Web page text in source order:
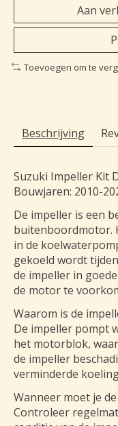
Aan
Toevoegen om te
Beschrijving
Suzuki Impeller Kit
Bouwjaren: 2010-
De impeller is een
buitenboordmotor.
in de
gekoeld wordt
de impeller in
de motor te
Waarom is de
De impeller pompt
het motorblok,
de impeller
verminderde
Wanneer moet je
Controleer